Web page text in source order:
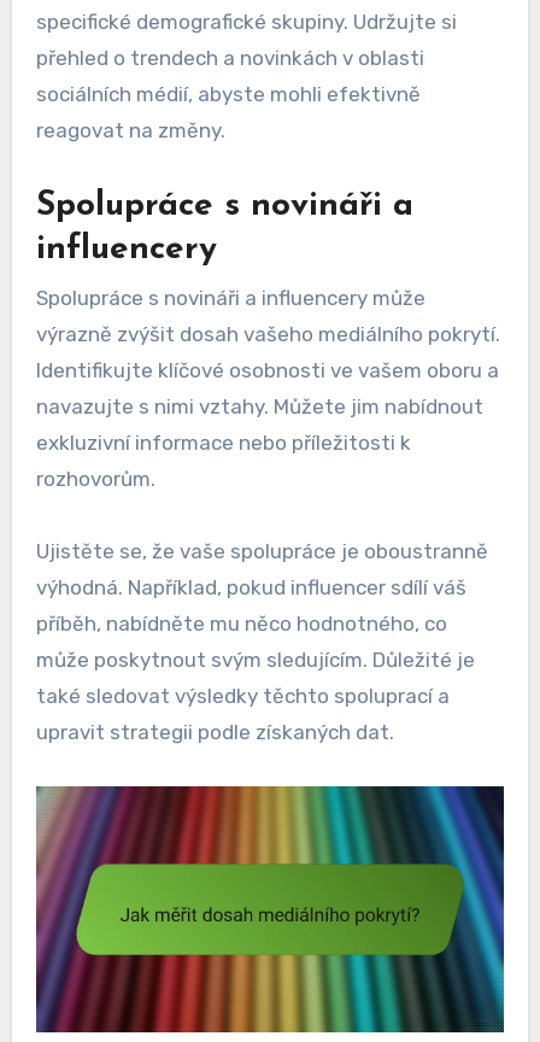
specifické demografické skupiny. Udržujte si
přehled o trendech a novinkách v oblasti
sociálních médií, abyste mohli efektivně
reagovat na změny.
Spolupráce s novináři a
influencery
Spolupráce s novináři a influencery může
výrazně zvýšit dosah vašeho mediálního pokrytí.
Identifikujte klíčové osobnosti ve vašem oboru a
navazujte s nimi vztahy. Můžete jim nabídnout
exkluzivní informace nebo příležitosti k
rozhovorům.
Ujistěte se, že vaše spolupráce je oboustranně
výhodná. Například, pokud influencer sdílí váš
příběh, nabídněte mu něco hodnotného, co
může poskytnout svým sledujícím. Důležité je
také sledovat výsledky těchto spoluprací a
upravit strategii podle získaných dat.